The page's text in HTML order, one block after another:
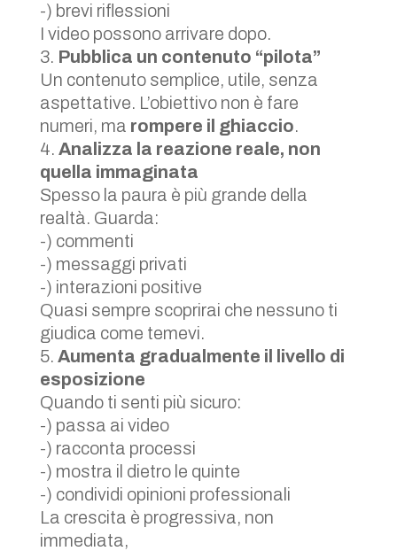
-) brevi riflessioni
I video possono arrivare dopo.
Pubblica un contenuto “pilota”
Un contenuto semplice, utile, senza
aspettative. L’obiettivo non è fare
numeri, ma rompere il ghiaccio.
Analizza la reazione reale, non
quella immaginata
Spesso la paura è più grande della
realtà. Guarda:
-) commenti
-) messaggi privati
-) interazioni positive
Quasi sempre scoprirai che nessuno ti
giudica come temevi.
Aumenta gradualmente il livello di
esposizione
Quando ti senti più sicuro:
-) passa ai video
-) racconta processi
-) mostra il dietro le quinte
-) condividi opinioni professionali
La crescita è progressiva, non
immediata,